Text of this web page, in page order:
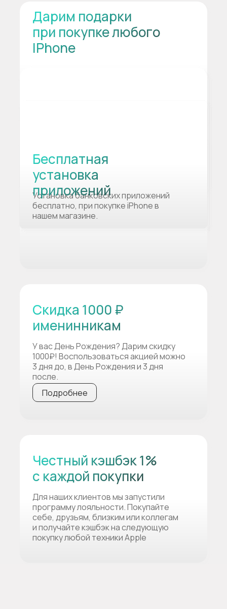
Дарим подарки
при покупке любого
IPhone
Установка банковских приложений
бесплатно, при покупке iPhone в
нашем магазине.
Бесплатная
установка
приложений
Подробнее
Скидка 1000 ₽
именинникам
Для наших клиентов мы запустили
программу лояльности. Покупайте
себе, друзьям, близким или коллегам
и получайте кэшбэк на следующую
покупку любой техники Apple
Честный кэшбэк 1%
с каждой покупки
У вас День Рождения? Дарим скидку
1000₽! Воспользоваться акцией можно
3 дня до, в День Рождения и 3 дня
после.